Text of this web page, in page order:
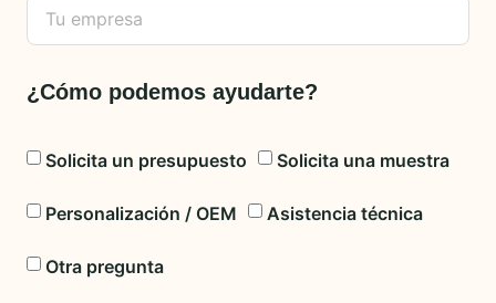
¿Cómo podemos ayudarte?
Solicita un presupuesto Solicita una muestra
Personalización / OEM Asistencia técnica
Otra pregunta